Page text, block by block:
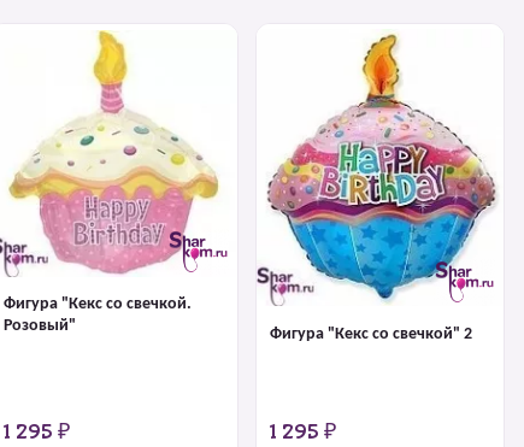
Фигура "Кекс со свечкой.
Розовый"
1 295 ₽
Фигура "Кекс со свечкой" 2
1 295 ₽